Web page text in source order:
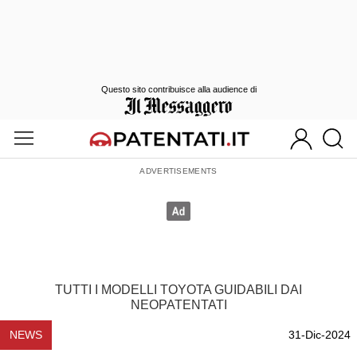
TUTTI I MODELLI TOYOTA GUIDABILI DAI
NEOPATENTATI
NEWS 31-Dic-2024
Questo sito contribuisce alla audience di